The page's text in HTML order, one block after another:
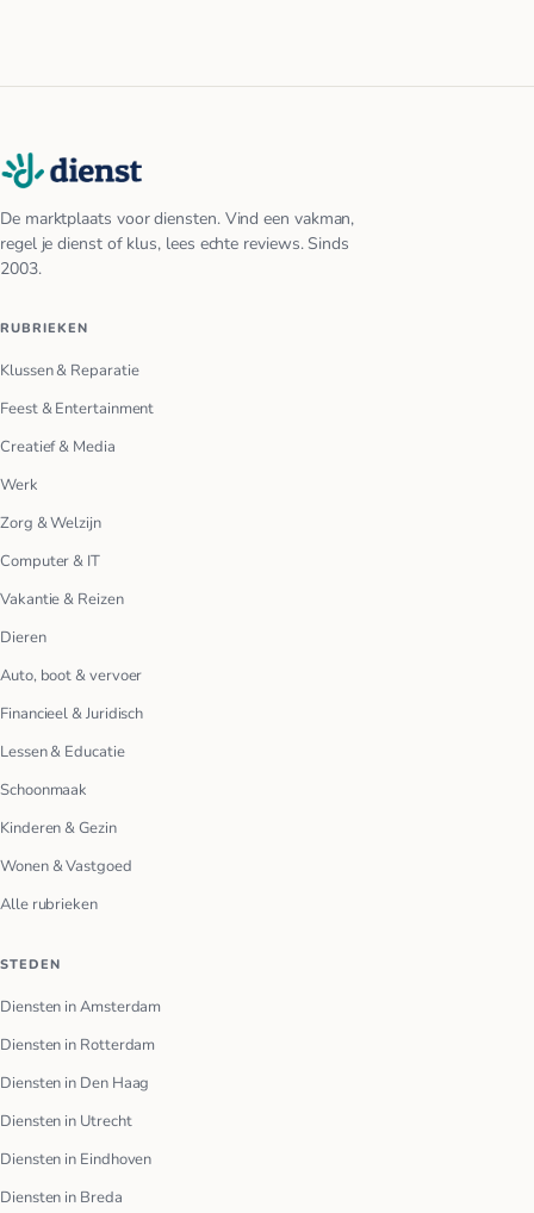
De marktplaats voor diensten. Vind een vakman,
regel je dienst of klus, lees echte reviews. Sinds
2003.
RUBRIEKEN
Klussen & Reparatie
Feest & Entertainment
Creatief & Media
Werk
Zorg & Welzijn
Computer & IT
Vakantie & Reizen
Dieren
Auto, boot & vervoer
Financieel & Juridisch
Lessen & Educatie
Schoonmaak
Kinderen & Gezin
Wonen & Vastgoed
Alle rubrieken
STEDEN
Diensten in Amsterdam
Diensten in Rotterdam
Diensten in Den Haag
Diensten in Utrecht
Diensten in Eindhoven
Diensten in Breda